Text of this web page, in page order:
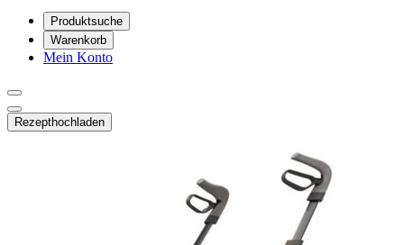
Produktsuche
Warenkorb
Mein Konto
Rezepthochladen